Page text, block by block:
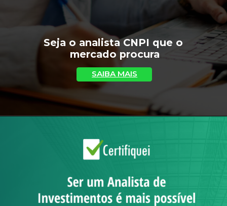
Seja o analista CNPI que o
mercado procura
SAIBA MAIS